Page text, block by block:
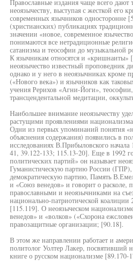
Православные издания чаще всего дают
неоязычеству, выступая с жесткой его
современных язычников односторонне
(христианских) публикациях
значении «новое, современное
понимаются все нетрадиционные
сатанизма и теософии до музыкальной
К язычникам относятся и «кришнаиты»
неоязычество известный проповедник
однако и у него в неоязычниках кроме
(«Нового века») и язычников как
учения Рерихов «Агни-Йоги»,
трансцендентальной медитации,
Наибольшее внимание неоязычеству
растущими проявлениями
Одни из первых упоминаний понятия
объяснения содержания) появились в
исследованиях В.Прибыловского
41, 39.122-133; 115.13-20]. Еще в 1992
политических партий» он называет
Гуманистическую партию России
демократическую партию, Память
и «Союз венедов» и говорит о
православными и неоязычниками на
национально-патриотической коалиции
[115.119]. О неоязыческом
венедов» и «волков» («Схорона
правозащитные организации; [90.18].
В этом же направлении работает и
политолог Уолтер Лакер, посвятивший
книге о русском национализме [89.170-